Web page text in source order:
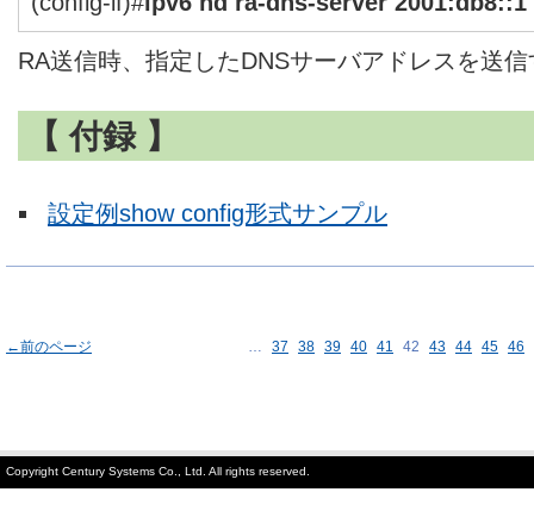
RA送信時、指定したDNSサーバアドレスを送
【 付録 】
設定例show config形式サンプル
←前のページ … 37 38 39 40 41 42 43 44 45 46
Copyright Century Systems Co., Ltd. All rights reserved.